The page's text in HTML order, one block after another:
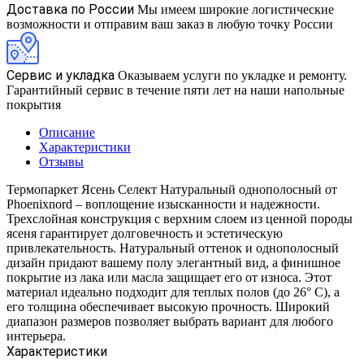
Доставка по России Мы имеем широкие логистические
возможности и отправим ваш заказ в любую точку России
Сервис и укладка Оказываем услуги по укладке и ремонту.
Гарантийный сервис в течение пяти лет на наши напольные
покрытия
Описание
Характеристики
Отзывы
Термопаркет Ясень Селект Натуральный однополосный от
Phoenixnord – воплощение изысканности и надежности.
Трехслойная конструкция с верхним слоем из ценной породы
ясеня гарантирует долговечность и эстетическую
привлекательность. Натуральный оттенок и однополосный
дизайн придают вашему полу элегантный вид, а финишное
покрытие из лака или масла защищает его от износа. Этот
материал идеально подходит для теплых полов (до 26° C), а
его толщина обеспечивает высокую прочность. Широкий
диапазон размеров позволяет выбрать вариант для любого
интерьера.
Характеристики